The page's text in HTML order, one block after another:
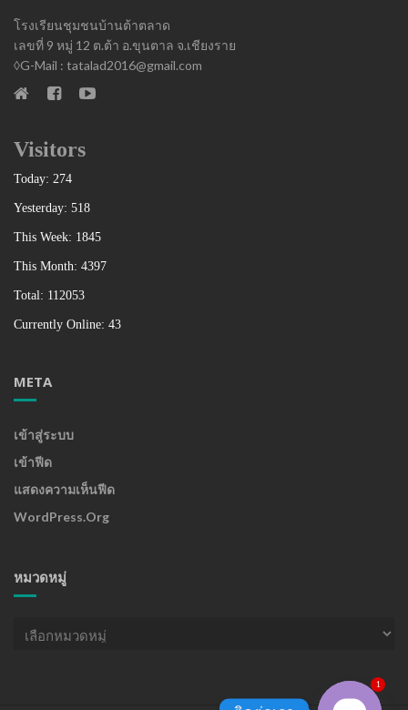
โรงเรียนชุมชนบ้านต้าตลาด
เลขที่ 9 หมู่ 12 ต.ต้า อ.ขุนตาล จ.เชียงราย
◊G-Mail : tatalad2016@gmail.com
Visitors
Today: 274
Yesterday: 518
This Week: 1845
This Month: 4397
Total: 112053
Currently Online: 43
META
เข้าสู่ระบบ
เข้าฟีด
แสดงความเห็นฟีด
WordPress.org
หมวดหมู่
หมวด
หมู่
1